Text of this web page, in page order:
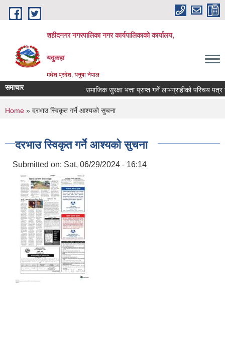
Skip to main content
शहीदनगर नगरपालिका नगर कार्यपालिकाको कार्यालय,
यदुकहा
मधेश प्रदेश, धनुषा नेपाल
समाचार समाजिक सुरक्षा भत्ता प्राप्त गर्ने लाभग्राहीको परिचय पत्र
You are here
Home » दरभाउ स्विकृत गर्ने आश्यको सुचना
दरभाउ स्विकृत गर्ने आश्यको सुचना
Submitted on: Sat, 06/29/2024 - 16:14